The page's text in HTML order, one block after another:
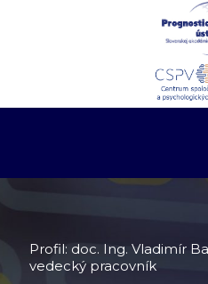
Profil: doc. Ing. Vladimír
vedecký pracovník